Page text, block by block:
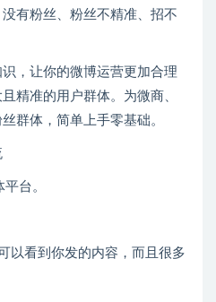
有粉丝、粉丝不精准、招不
，让你的微博运营更加合理
精准的用户群体。为微商、
群体，简单上手零基础。
台。
以看到你发的内容，而且很多